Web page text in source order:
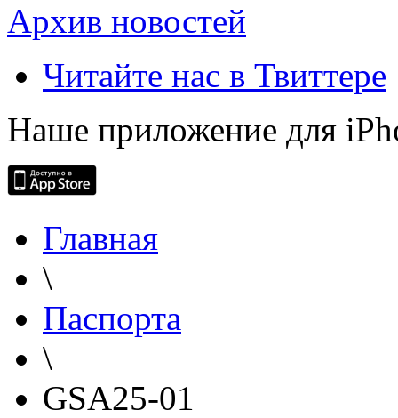
Архив новостей
Читайте нас в Твиттере
Наше приложение для
Главная
\
Паспорта
\
GSA25-01